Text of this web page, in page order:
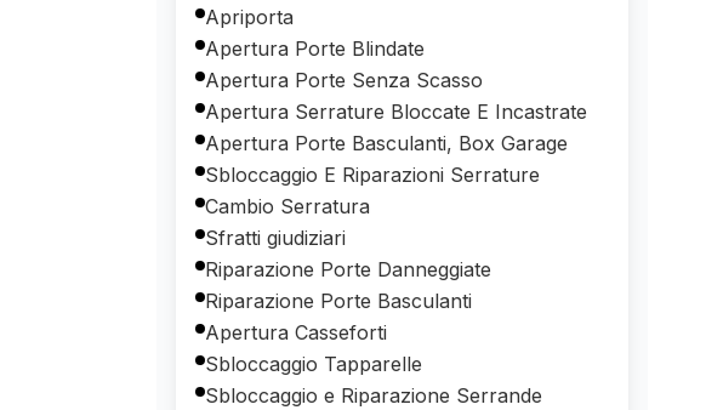
Apriporta
Apertura Porte Blindate
Apertura Porte Senza Scasso
Apertura Serrature Bloccate E Incastrate
Apertura Porte Basculanti, Box Garage
Sbloccaggio E Riparazioni Serrature
Cambio Serratura
Sfratti giudiziari
Riparazione Porte Danneggiate
Riparazione Porte Basculanti
Apertura Casseforti
Sbloccaggio Tapparelle
Sbloccaggio e Riparazione Serrande